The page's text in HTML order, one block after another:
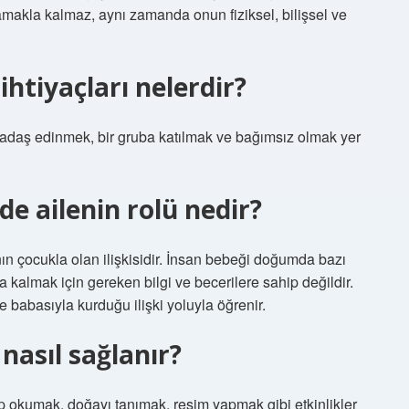
kalmaz, aynı zamanda onun fiziksel, bilişsel ve
nelerdir?
edinmek, bir gruba katılmak ve bağımsız olmak yer
ailenin rolü nedir?
çocukla olan ilişkisidir. İnsan bebeği doğumda bazı
kalmak için gereken bilgi ve becerilere sahip değildir.
kurduğu ilişki yoluyla öğrenir.
sağlanır?
doğayı tanımak, resim yapmak gibi etkinlikler